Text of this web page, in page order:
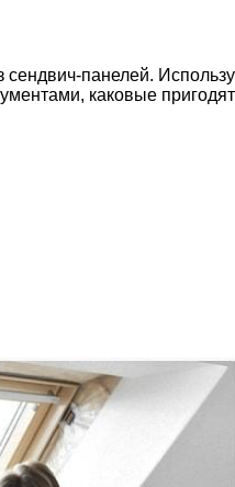
панелей.
каковые